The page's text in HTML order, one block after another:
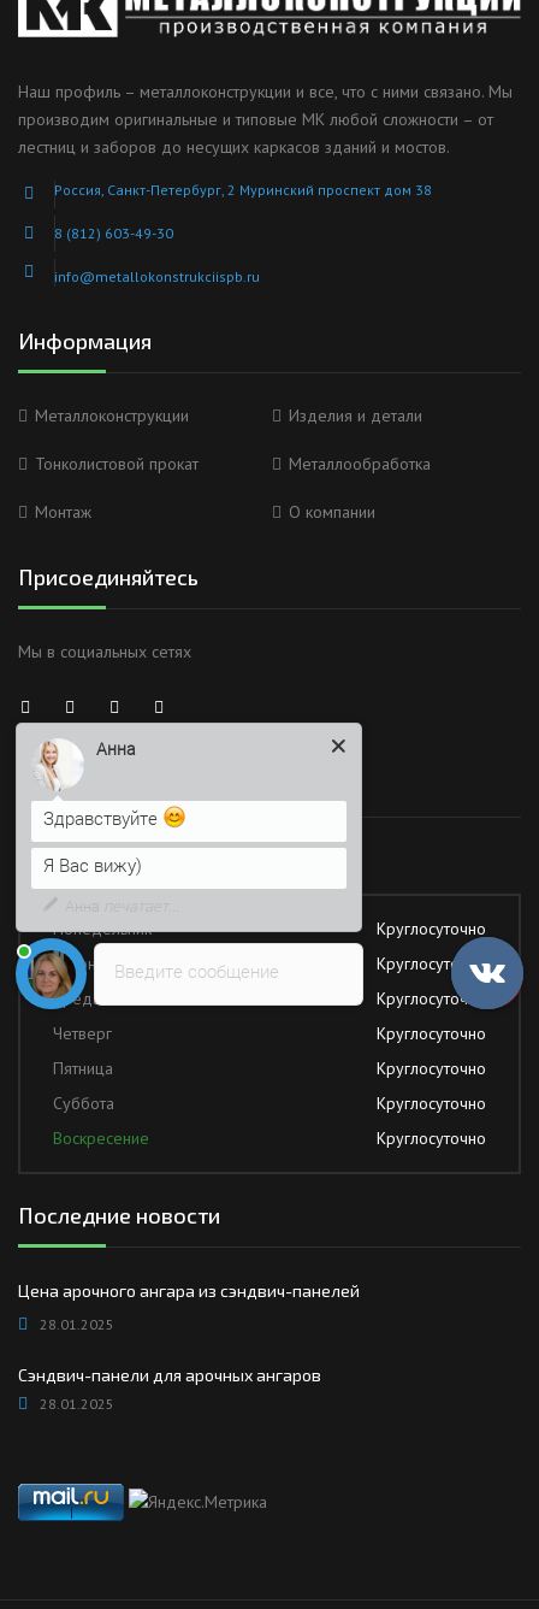
Наш профиль – металлоконструкции и все, что с ними связано. Мы
производим оригинальные и типовые МК любой сложности – от
лестниц и заборов до несущих каркасов зданий и мостов.
Россия, Санкт-Петербург, 2 Муринский проспект дом 38
8 (812) 603-49-30
info@metallokonstrukciispb.ru
Информация
Металлоконструкции Изделия и детали
Тонколистовой прокат Металлообработка
Монтаж О компании
Присоединяйтесь
Мы в социальных сетях
Время работы
Работаем без обеда и выходных
Понедельник
Круглосуточно
Вторник
Круглосуточно
Среда
Круглосуточно
Четверг
Круглосуточно
Пятница
Круглосуточно
Суббота
Круглосуточно
Воскресение
Круглосуточно
Последние новости
Цена арочного ангара из сэндвич-панелей
28.01.2025
Сэндвич-панели для арочных ангаров
28.01.2025
Введите сообщение
Здравствуйте
Я Вас вижу)
Напишите сюда свой вопрос.
Возможно, его решение будет
быстрее